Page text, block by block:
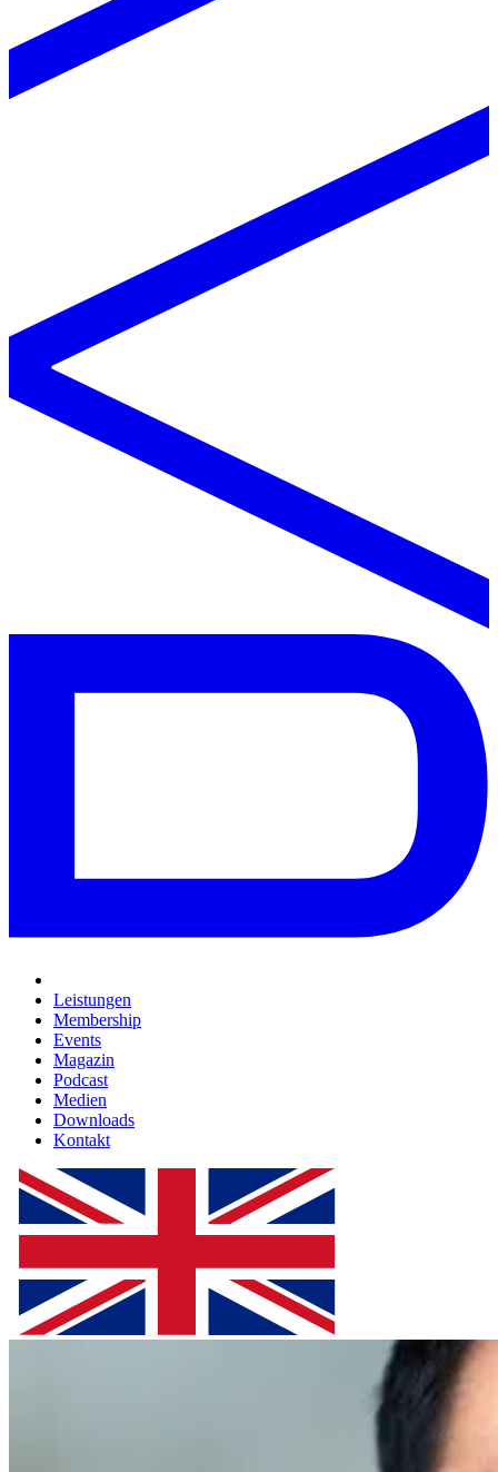
Leistungen
Membership
Events
Magazin
Podcast
Medien
Downloads
Kontakt